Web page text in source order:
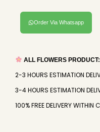
Order Via Whatsapp
ALL FLOWERS PRODUCT:
2-3 HOURS ESTIMATION
3-4 HOURS ESTIMATION
100% FREE DELIVERY WITHIN